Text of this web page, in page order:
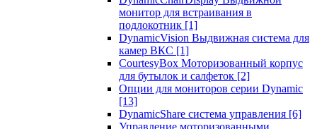
монитор для встраивания в
подлокотник [1]
DynamicVision Выдвижная система для
камер ВКС [1]
CourtesyBox Моторизованный корпус
для бутылок и салфеток [2]
Опции для мониторов серии Dynamic
[13]
DynamicShare система управления [6]
Управление моторизованными